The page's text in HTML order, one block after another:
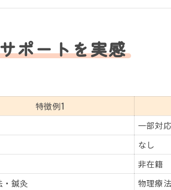
ートを活かした交通事故治療の流れ
和感の早期改善を目指す整骨院活用法
症状別・交通事故治療の施術方法一覧
の交通事故治療がもたらすメリット
が残る時の交通事故治療セルフケア術
治療の通院ペースはどれくらいが最適？
通事故治療を探すなら春町エリア
通事故治療が受けられる場所の比較表
重視した交通事故治療の選び方
ポートを実感
特徴例1
一部対応
なし
非在籍
・鍼灸 物理療